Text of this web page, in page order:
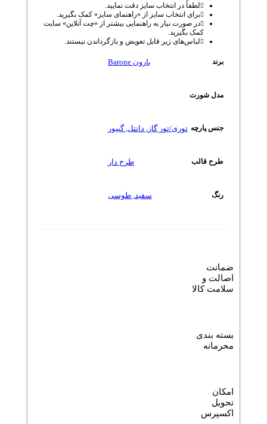
لطفاً در انتخاب سایز دقت نمایید.
برای انتخاب سایز از «راهنمای سایز» کمک بگیرید.
در صورت نیاز به راهنمایی بیشتر از «چت آنلاین» سایت
کمک بگیرید.
لباس‌های زیر قابل تعویض و بازگرداندن نیستند.
مدل شورت
جنس پارچه توری/تور گاز,دانتل ,گیپور
طرح قالب طرح دار
,طوسی
ضمانت
اصالت و
سلامت کالا
بسته بندی
محرمانه
تحویل
اکسپرس